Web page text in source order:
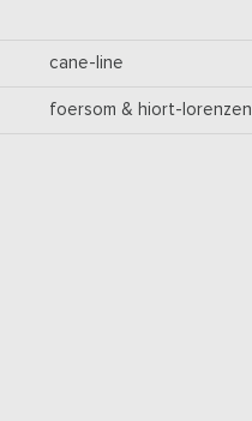
cane-line
foersom & hiort-lorenzen